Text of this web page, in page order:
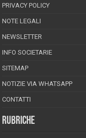
PRIVACY POLICY
NOTE LEGALI
NEWSLETTER
INFO SOCIETARIE
SITEMAP
NOTIZIE VIA WHATSAPP
CONTATTI
RUBRICHE